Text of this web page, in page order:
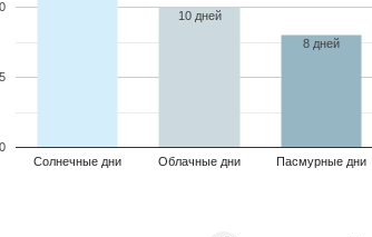
Солнечные дни Облачные дни Пасмурные дни
0
5
10 дней
8 дней